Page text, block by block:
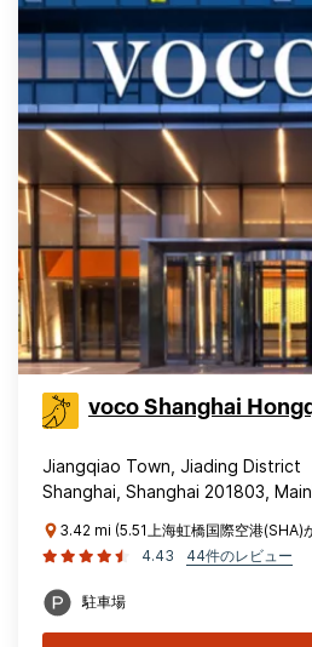
voco Shanghai
Jiangqiao Town, Jiading District
Shanghai, Shanghai 201803,
3.42 mi (5.51上海虹橋国際空港(SHA)
4.43
44件のレビュー
駐車場